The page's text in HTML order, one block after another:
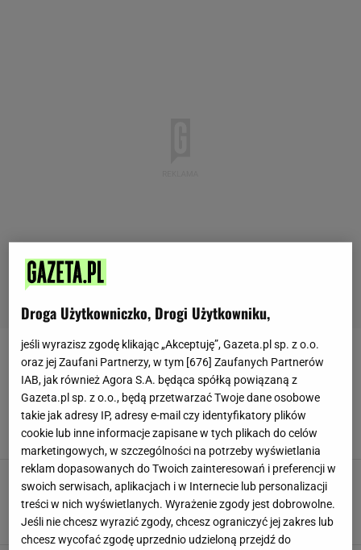
CIASTO
Smaczny pomysł Ani Starmach na majówkę:
ciasto ucierane z kruszonką i owocami
MATERIAŁ PROMOCYJNY PR
Anna Starmach podzieliła się przepisem na
pyszne eklery. Czy okażą się takim samym
hitem jak cytrynowiec Ani?
MATERIAŁ PROMOCYJNY PR
Droga Użytkowniczko, Drogi Użytkowniku,
jeśli wyrazisz zgodę klikając „Akceptuję”, Gazeta.pl sp. z o.o.
oraz jej Zaufani Partnerzy, w tym [ 676 ] Zaufanych Partnerów
IAB, jak również Agora S.A. będąca spółką powiązaną z
Gazeta.pl sp. z o.o., będą przetwarzać Twoje dane osobowe
takie jak adresy IP, adresy e-mail czy identyfikatory plików
cookie lub inne informacje zapisane w tych plikach do celów
marketingowych, w szczególności na potrzeby wyświetlania
reklam dopasowanych do Twoich zainteresowań i preferencji w
swoich serwisach, aplikacjach i w Internecie lub personalizacji
treści w nich wyświetlanych. Wyrażenie zgody jest dobrowolne.
Jeśli nie chcesz wyrazić zgody, chcesz ograniczyć jej zakres lub
chcesz wycofać zgodę uprzednio udzieloną przejdź do